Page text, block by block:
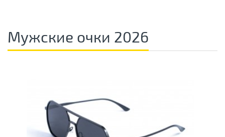
Мужские очки 2026